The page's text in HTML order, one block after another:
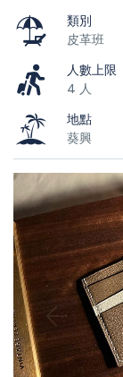
類別
皮革班
人數上限
4 人
地點
葵興